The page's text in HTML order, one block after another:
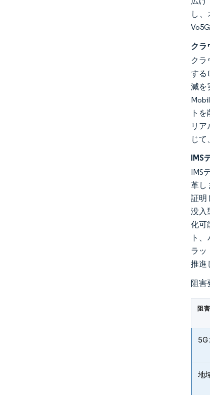
し
クラ
クラ
する
減を
ト
リ
じて
IMS
IMS
革し
証明
没入
化可
ト
ラッ
推進
阻害
阻
地